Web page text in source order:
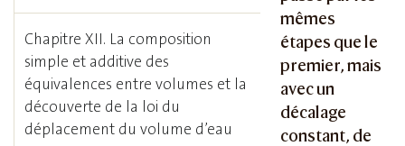
mêmes
étapes que le
premier, mais
avec un
décalage
constant, de
Chapitre XII. La composition
simple et additive des
équivalences entre volumes et la
découverte de la loi du
déplacement du volume d’eau